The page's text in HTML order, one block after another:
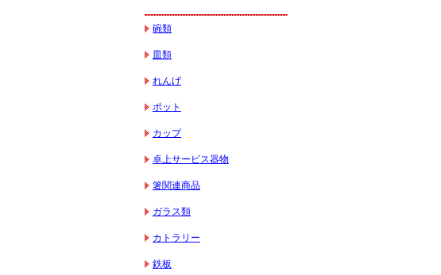
碗類
皿類
れんげ
ポット
カップ
卓上サービス器物
箸関連商品
ガラス類
カトラリー
鉄板